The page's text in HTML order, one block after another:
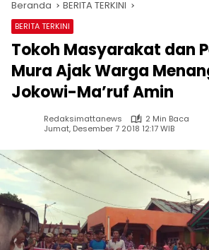
Beranda BERITA TERKINI
BERITA TERKINI
Tokoh Masyarakat dan
Mura Ajak Warga
Jokowi-Ma’ruf Amin
Redaksimattanews
2 Min Baca
Jumat, Desember 7 2018 12:17 WIB